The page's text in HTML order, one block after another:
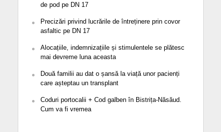
de pod pe DN 17
Precizări privind lucrările de întreținere prin covor
asfaltic pe DN 17
Alocațiile, indemnizațiile și stimulentele se plătesc
mai devreme luna aceasta
Două familii au dat o șansă la viață unor pacienți
care așteptau un transplant
Coduri portocalii + Cod galben în Bistrița-Năsăud.
Cum va fi vremea